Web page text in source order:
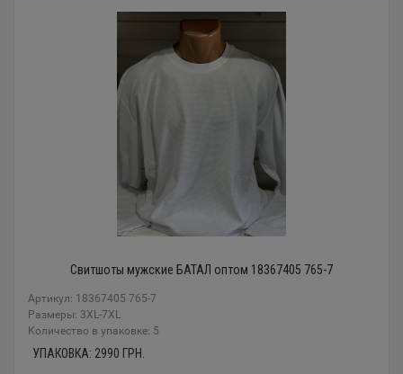
Свитшоты мужские БАТАЛ оптом 18367405 765-7
Артикул: 18367405 765-7
Размеры: 3XL-7XL
Количество в упаковке: 5
УПАКОВКА: 2990 ГРН.